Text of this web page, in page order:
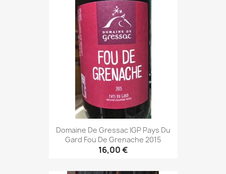
Domaine De Gressac IGP Pays Du
Gard Fou De Grenache 2015
16,00 €